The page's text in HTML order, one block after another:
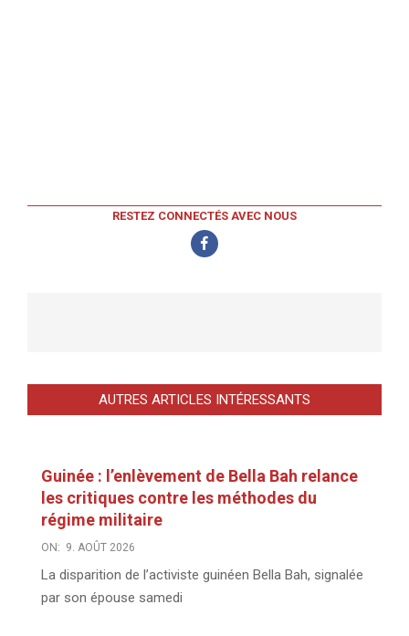
RESTEZ CONNECTÉS AVEC NOUS
AUTRES ARTICLES INTÉRESSANTS
Guinée : l’enlèvement de Bella Bah relance
les critiques contre les méthodes du
régime militaire
ON: 9. AOÛT 2026
La disparition de l’activiste guinéen Bella Bah, signalée
par son épouse samedi